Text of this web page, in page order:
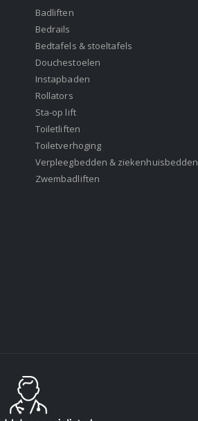
Badliften
Bedrails
Bedtafels & stoeltafels
Douchestoelen
Instapbaden
Rollators
Sta-op lift
Toiletliften
Toiletverhoging
Verpleegbedden & ziekenhuisbedden
Zwembadliften